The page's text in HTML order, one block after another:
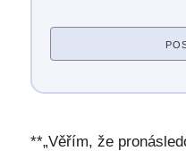
**„Věřím, že